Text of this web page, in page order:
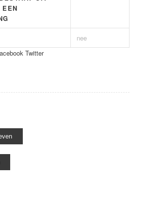
EEN
nee
Twitter